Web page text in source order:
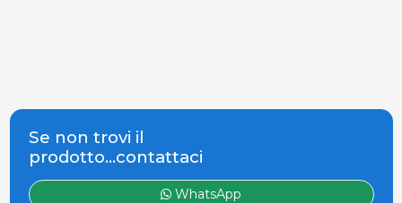
Se non trovi il
prodotto...contattaci
WhatsApp